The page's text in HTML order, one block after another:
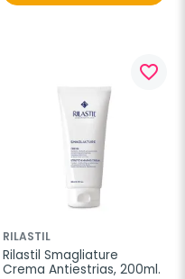
favorite_border
RILASTIL
Rilastil Smagliature
Crema Antiestrias, 200ml.